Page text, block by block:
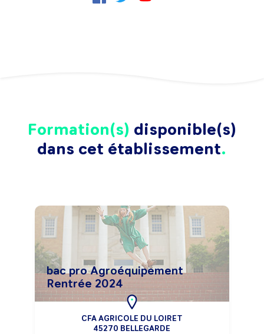
Formation(s) disponible(s)
dans cet établissement
bac pro Agroéquipement
Rentrée 2024
CFA AGRICOLE DU LOIRET
45270 BELLEGARDE